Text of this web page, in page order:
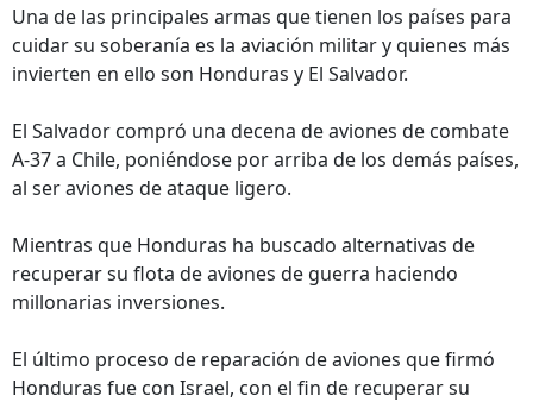
Una de las principales armas que tienen los países para
cuidar su soberanía es la aviación militar y quienes más
invierten en ello son Honduras y El Salvador.
El Salvador compró una decena de aviones de combate
A-37 a Chile, poniéndose por arriba de los demás países,
al ser aviones de ataque ligero.
Mientras que Honduras ha buscado alternativas de
recuperar su flota de aviones de guerra haciendo
millonarias inversiones.
El último proceso de reparación de aviones que firmó
Honduras fue con Israel, con el fin de recuperar su